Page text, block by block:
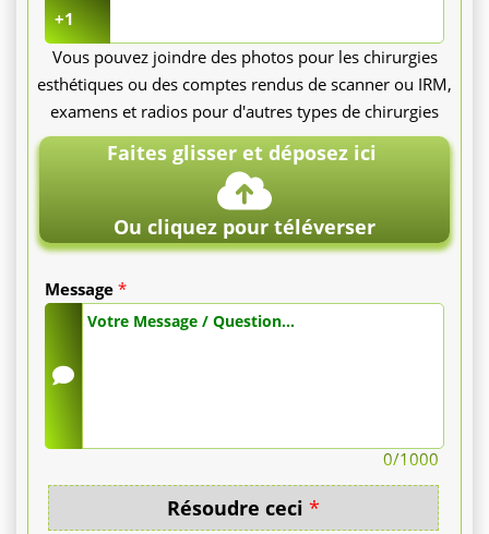
deux
genoux,
prix
de
000
+1
Vous pouvez joindre des photos pour les chirurgies
esthétiques ou des comptes rendus de scanner ou IRM,
examens et radios pour d'autres types de chirurgies
Faites glisser et déposez ici
Ou cliquez pour téléverser
Message *
0/1000
Résoudre ceci *